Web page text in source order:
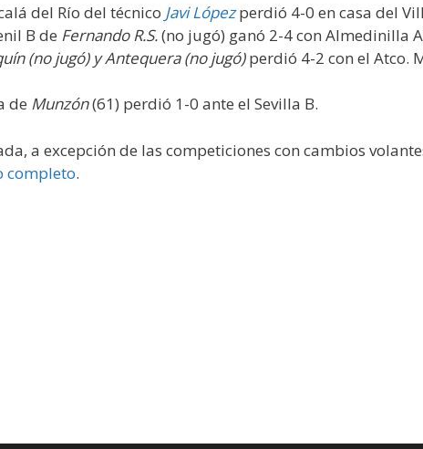
del Río del técnico Javi Lópezperdió 4-0 en casa del
B de Fernando R.S.(no jugó) ganó 2-4 con Almedinilla
(no jugó) y Antequera (no jugó)perdió 4-2 con el Atco.
de Munzón(61) perdió 1-0 ante el Sevilla B.
a excepción de las competiciones con cambios
completo.